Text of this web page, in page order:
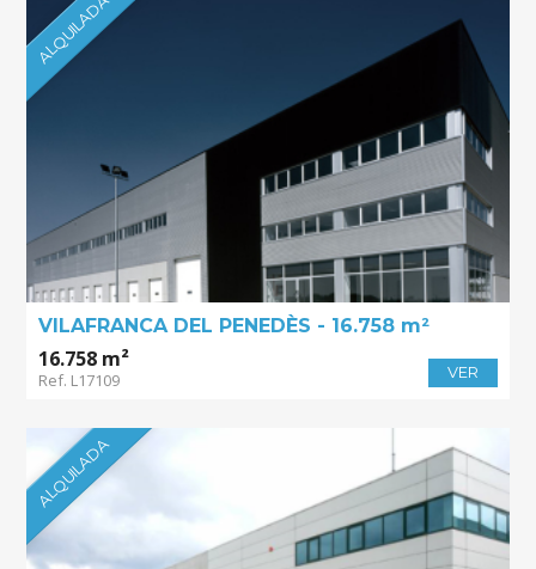
ALQUILADA
VILAFRANCA DEL PENEDÈS - 16.758 m²
16.758 m²
Ref. L17109 VER
ALQUILADA